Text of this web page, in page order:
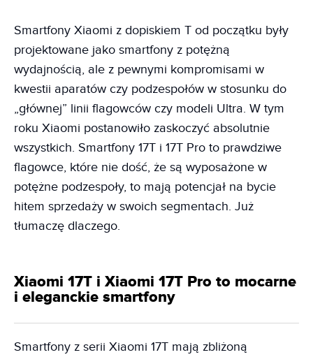
Smartfony Xiaomi z dopiskiem T od początku były
projektowane jako smartfony z potężną
wydajnością, ale z pewnymi kompromisami w
kwestii aparatów czy podzespołów w stosunku do
„głównej” linii flagowców czy modeli Ultra. W tym
roku Xiaomi postanowiło zaskoczyć absolutnie
wszystkich. Smartfony 17T i 17T Pro to prawdziwe
flagowce, które nie dość, że są wyposażone w
potężne podzespoły, to mają potencjał na bycie
hitem sprzedaży w swoich segmentach. Już
tłumaczę dlaczego.
Xiaomi 17T i Xiaomi 17T Pro to mocarne
i eleganckie smartfony
Smartfony z serii Xiaomi 17T mają zbliżoną